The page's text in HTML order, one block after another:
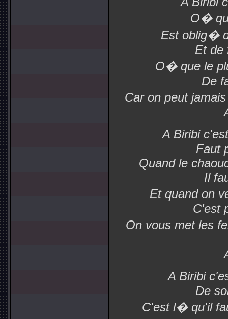
O�
Est oblig�
Et de
O� que le
De
Car on peut
A Biribi
Faut
Quand le
Il
Et quand on
C'est
On vous met les
A Biribi
De
C'est l� qu'il